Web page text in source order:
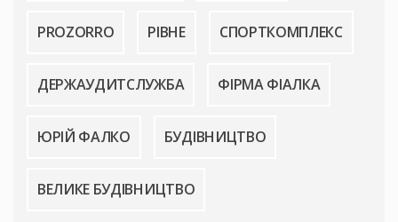
PROZORRO РІВНЕ СПОРТКОМПЛЕКС
ДЕРЖАУДИТСЛУЖБА ФІРМА ФІАЛКА
ЮРІЙ ФАЛКО БУДІВНИЦТВО
ВЕЛИКЕ БУДІВНИЦТВО